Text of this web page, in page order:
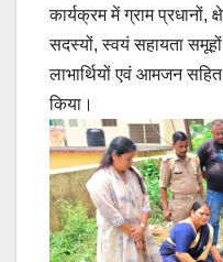
कार्यक्रम में ग्राम प्रधानों,
सदस्यों, स्वयं सहायता
लाभार्थियों एवं आमजन
किया।